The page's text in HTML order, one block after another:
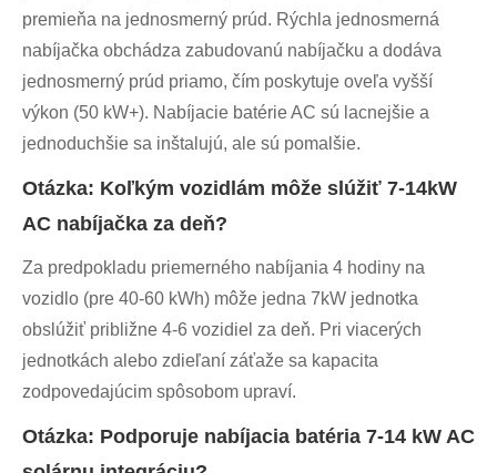
premieňa na jednosmerný prúd. Rýchla jednosmerná
nabíjačka obchádza zabudovanú nabíjačku a dodáva
jednosmerný prúd priamo, čím poskytuje oveľa vyšší
výkon (50 kW+). Nabíjacie batérie AC sú lacnejšie a
jednoduchšie sa inštalujú, ale sú pomalšie.
Otázka: Koľkým vozidlám môže slúžiť 7-14kW
AC nabíjačka za deň?
Za predpokladu priemerného nabíjania 4 hodiny na
vozidlo (pre 40-60 kWh) môže jedna 7kW jednotka
obslúžiť približne 4-6 vozidiel za deň. Pri viacerých
jednotkách alebo zdieľaní záťaže sa kapacita
zodpovedajúcim spôsobom upraví.
Otázka: Podporuje nabíjacia batéria 7-14 kW AC